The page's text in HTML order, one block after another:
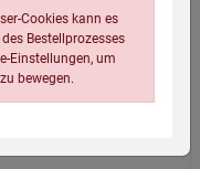
/ 420 mg /
30.09.26
Cookies kann es
Bestellprozesses
Einstellungen, um
bewegen.